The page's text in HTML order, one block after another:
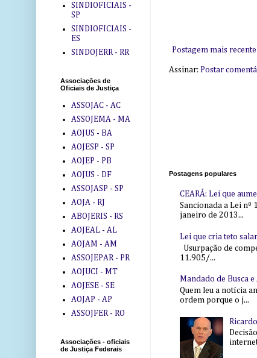
Postagem mais recente
Assinar: Postar
Postagens populares
CEARÁ: Lei que
Sancionada a Lei
janeiro de 2013...
Lei que cria teto
Usurpação de
11.905/...
Mandado de Busca
Quem leu a notícia
ordem porque o j...
SINDIOFICIAIS -
SP
SINDIOFICIAIS -
ES
SINDOJERR - RR
Associações de
Oficiais de Justiça
ASSOJAC - AC
ASSOJEMA - MA
AOJUS - BA
AOJESP - SP
AOJEP - PB
AOJUS - DF
ASSOJASP - SP
AOJA - RJ
ABOJERIS - RS
AOJEAL - AL
AOJAM - AM
ASSOJEPAR - PR
AOJUCI - MT
AOJESE - SE
AOJAP - AP
ASSOJFER - RO
Associações - oficiais
de Justiça Federais